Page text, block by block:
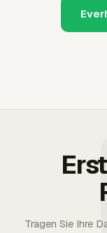
Tragen Sie Ihre